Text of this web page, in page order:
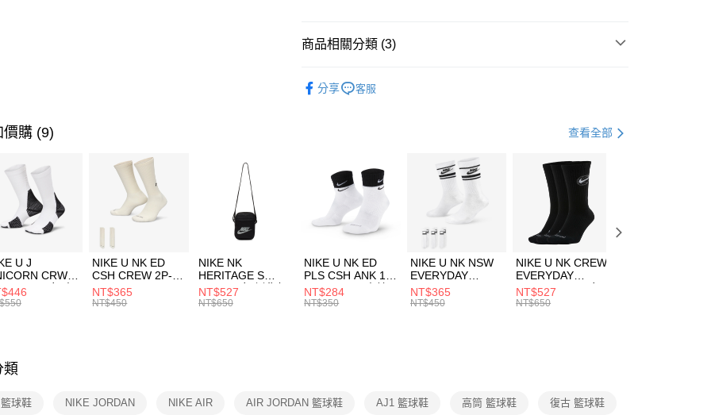
聯邦商業銀行
台新國際商業銀行
【關於「AFTEE先享後付」】
３．安心：先確認商品／服務後，再付款。
【「AFTEE先享後付」結帳流程】
１．於結帳方式選擇「AFTEE先享後付」後，將跳轉至「AFTEE先享後
付」結帳頁面，進行簡訊認證並確認金額後，即可完成結帳。
２．訂單成立數日內，您將收到繳費通知簡訊。
３．收到繳費通知簡訊後14天內，點擊此簡訊中的連結，可透過四大超商
／ATM／網路銀行／等多元方式進行付款，方視為交易完成。
※ 請注意：結帳手續完成當下不需立刻繳費，但若您需要取消訂單，請聯
絡購買商品的店家。未經商家同意取消之訂單仍視為有效，需透過AFTEE
先享後付繳納相關費用。
１．透過由恩沛科技股份有限公司提供之「AFTEE先享後付」服務完成之
交易，需依本服務之必要範圍內提供個人資料，並將交易相關給付款項請
每筆NT$100，滿NT$1,500(含以上)免運費
每筆NT$100，滿NT$1,500(含以上)免運費
商品相關分類 (3)
分享 客服
價購 (9) 查看全部
U J
CRW
-160 男女 中
FZ3393100
NIKE U NK ED
CSH CREW 2P-
144 EMBRDY 男
女 短統襪
NT$365
NT$450
NIKE NK
HERITAGE S
SMIT 男女 側背包
BA5871010
NT$527
NT$650
NIKE U NK ED
PLS CSH ANK 1P
144 DBL 男 中統
襪 DH4058104
NT$284
NT$350
NIKE U NK NSW
EVERYDAY
ESSENTIAL CR
男女 短統襪
NT$365
NT$450
NIKE U NK CREW
EVERYDAY
BBALL 3PR 男女
長統襪
NT$527
NT$650
類
球鞋 NIKE JORDAN NIKE AIR AIR JORDAN 籃球鞋 AJ1 籃球鞋 高筒 籃球鞋 復古 籃球鞋